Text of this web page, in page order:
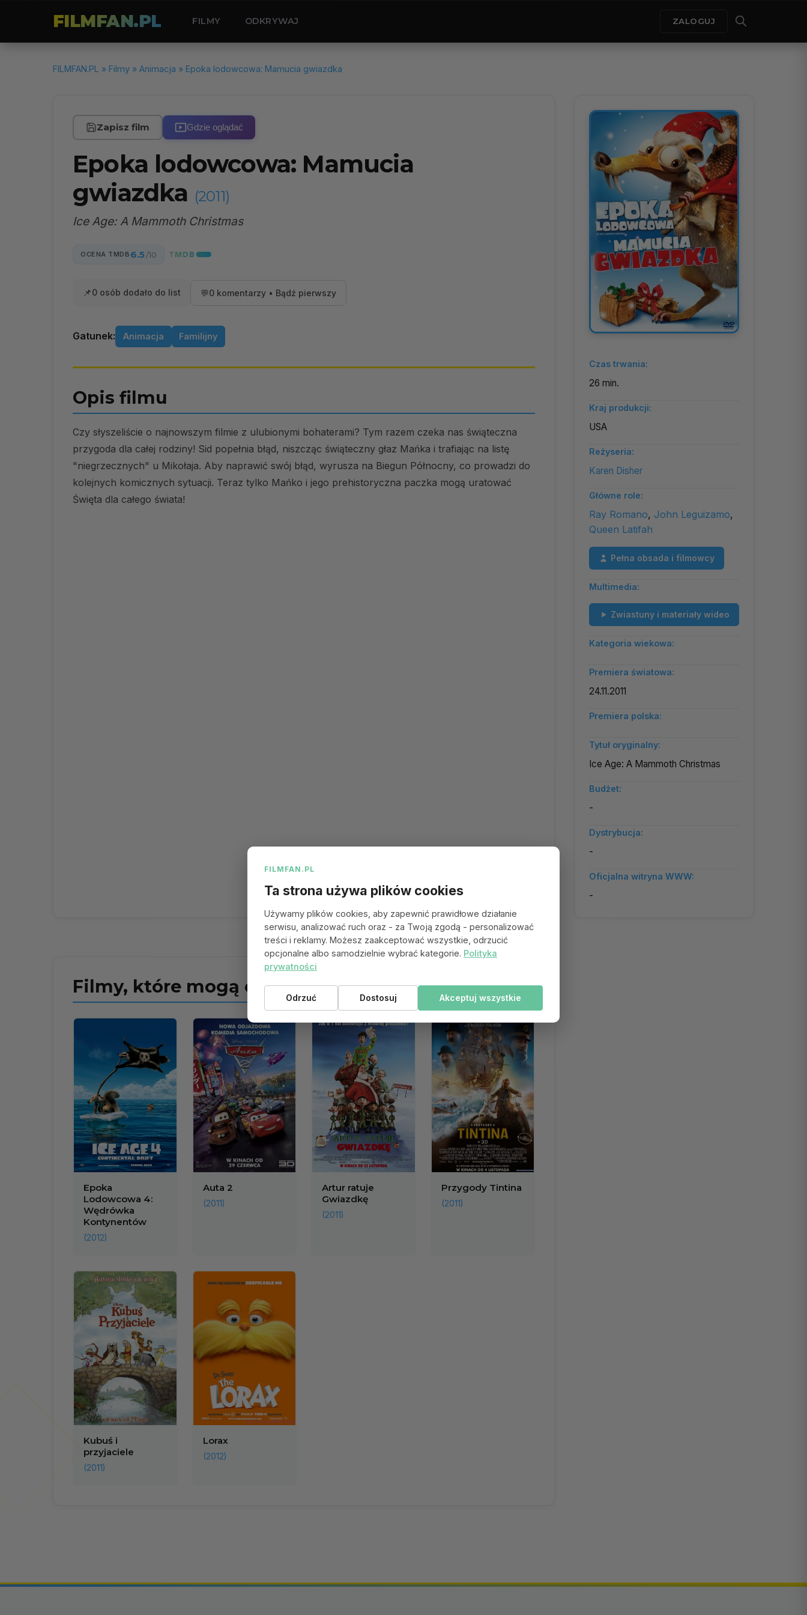
FILMFAN.PL FILMY ODKRYWAJ ZALOGUJ
FILMFAN.PL » Filmy » Animacja » Epoka lodowcowa: Mamucia gwiazdka
Zapisz film Gdzie oglądać
Epoka lodowcowa: Mamucia
gwiazdka (2011)
Ice Age: A Mammoth Christmas
OCENA TMDB 6.5 /10
📌0 osób dodało do list 💬0 komentarzy • Bądź pierwszy
Gatunek: Animacja Familijny
Opis filmu
Czy słyszeliście o najnowszym filmie z ulubionymi bohaterami? Tym razem czeka nas świąteczna
przygoda dla całej rodziny! Sid popełnia błąd, niszcząc świąteczny głaz Mańka i trafiając na listę
"niegrzecznych" u Mikołaja. Aby naprawić swój błąd, wyrusza na Biegun Północny, co prowadzi do
kolejnych komicznych sytuacji. Teraz tylko Mańko i jego prehistoryczna paczka mogą uratować
Święta dla całego świata!
Czas trwania:
26 min.
Kraj produkcji:
USA
Reżyseria:
Karen Disher
Główne role:
Ray Romano, John Leguizamo,
Queen Latifah
Pełna obsada i filmowcy
Multimedia:
Zwiastuny i materiały wideo
Kategoria wiekowa:
Premiera światowa:
24.11.2011
Premiera polska:
Tytuł oryginalny:
Ice Age: A Mammoth Christmas
Budżet:
-
Dystrybucja:
-
Oficjalna witryna WWW:
-
Filmy, które mogą ci się spodobać
Epoka
Lodowcowa 4:
Wędrówka
Kontynentów
(2012)
Auta 2
(2011)
Artur ratuje
Gwiazdkę
(2011)
Przygody Tintina
(2011)
Kubuś i
przyjaciele
(2011)
Lorax
(2012)
FILMFAN.PL
Ta strona używa plików cookies
Używamy plików cookies, aby zapewnić prawidłowe działanie
serwisu, analizować ruch oraz - za Twoją zgodą - personalizować
treści i reklamy. Możesz zaakceptować wszystkie, odrzucić
opcjonalne albo samodzielnie wybrać kategorie. Polityka
prywatności
Odrzuć Dostosuj Akceptuj wszystkie